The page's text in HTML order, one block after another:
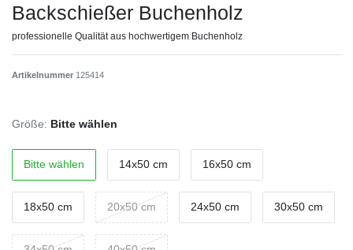
Backschießer Buchenholz
professionelle Qualität aus hochwertigem Buchenholz
Artikelnummer 125414
Größe: Bitte wählen
Bitte wählen 14x50 cm 16x50 cm
18x50 cm 20x50 cm 24x50 cm 30x50 cm